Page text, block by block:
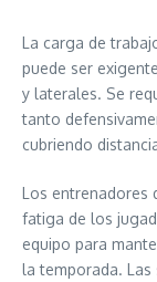
La carga de
puede ser
y laterales. Se
tanto
cubriendo
Los entrenadores
fatiga de los
equipo para
la temporada. Las